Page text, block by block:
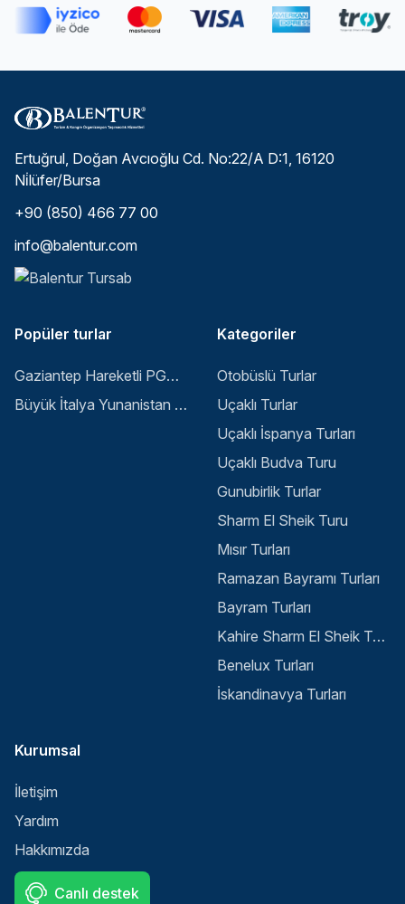
Ertuğrul, Doğan Avcıoğlu Cd. No:22/A D:1, 16120
Ni̇lüfer/Bursa
+90 (850) 466 77 00
info@balentur.com
Popüler turlar
Gaziantep Hareketli PGS ile Buyuk Balkan 6 Gece 8 Gun Vizesiz SKP-SKP
Büyük İtalya Yunanistan Balkan Turu - İstanbul
Kategoriler
Otobüslü Turlar
Uçaklı Turlar
Uçaklı İspanya Turları
Uçaklı Budva Turu
Gunubirlik Turlar
Sharm El Sheik Turu
Mısır Turları
Ramazan Bayramı Turları
Bayram Turları
Kahire Sharm El Sheik Turu
Benelux Turları
İskandinavya Turları
Kurumsal
İletişim
Yardım
Hakkımızda
Canlı destek